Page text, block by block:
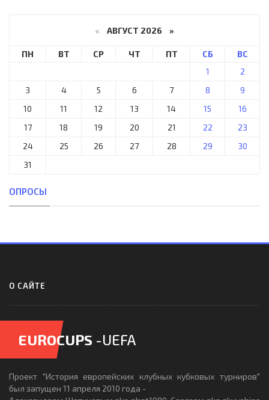
« АВГУСТ 2026 »
ПН ВТ СР ЧТ ПТ СБ
ВС
1
2
3
4 5 6 7 8
9
10
11 12 13 14 15
16
17
18 19 20 21 22
23
24
25 26 27 28 29
30
31
ОПРОСЫ
О САЙТЕ
EUROCUPS -UEFA
Проект "История европейских клубных кубковых турниров"
был запущен 11 апреля 2010 года -